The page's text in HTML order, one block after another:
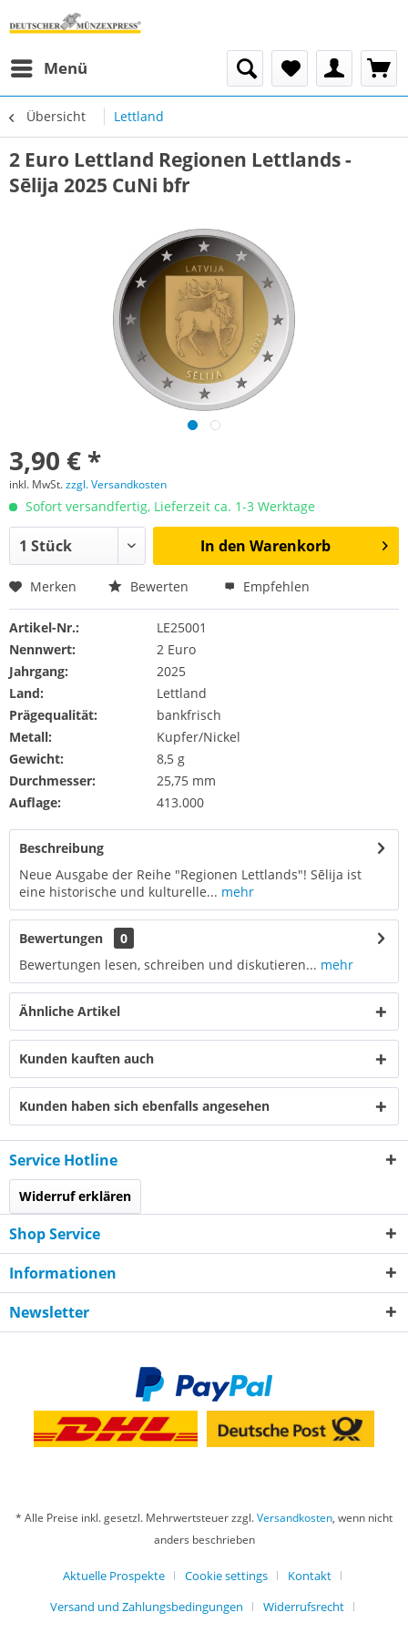
Menü
Übersicht Lettland
2 Euro Lettland Regionen Lettlands -
Sēlija 2025 CuNi bfr
3,90 € *
inkl. MwSt.zzgl. Versandkosten
Sofort versandfertig, Lieferzeit ca. 1-3 Werktage
In den Warenkorb
Merken Bewerten Empfehlen
Artikel-Nr.:
LE25001
Nennwert:
2 Euro
Jahrgang:
2025
Land:
Lettland
Prägequalität:
bankfrisch
Metall:
Kupfer/Nickel
Gewicht:
8,5 g
Durchmesser:
25,75 mm
Auflage:
413.000
Beschreibung
Neue Ausgabe der Reihe "Regionen Lettlands"! Sēlija ist
eine historische und kulturelle... mehr
Bewertungen
0
Bewertungen lesen, schreiben und diskutieren... mehr
Ähnliche Artikel
Kunden kauften auch
Kunden haben sich ebenfalls angesehen
Service Hotline
Widerruf erklären
Shop Service
Informationen
Newsletter
* Alle Preise inkl. gesetzl. Mehrwertsteuer zzgl.Versandkosten, wenn nicht
anders beschrieben
Aktuelle Prospekte Cookie settings
Kontakt
Versand und Zahlungsbedingungen
Widerrufsrecht